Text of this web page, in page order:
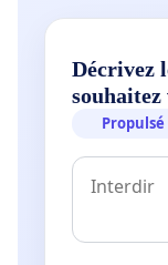
Décrivez
Propulsé